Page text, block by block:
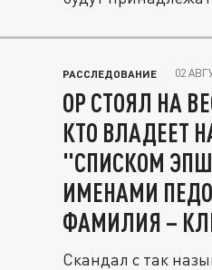
РАССЛЕДОВАНИЕ 02
ОР СТОЯЛ НА
КТО ВЛАДЕЕТ
"СПИСКОМ
ИМЕНАМИ
ФАМИЛИЯ –
Скандал с так